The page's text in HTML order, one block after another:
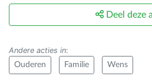
Deel deze
Andere acties in:
Ouderen Familie Wens